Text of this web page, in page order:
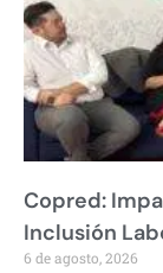
Copred:
Inclusión
6 de agosto, 2026